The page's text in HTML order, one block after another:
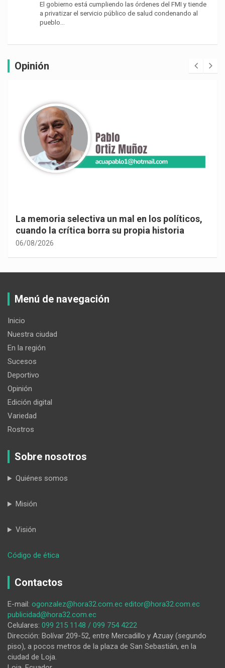
El gobierno está cumpliendo las órdenes del FMI y tiende
a privatizar el servicio público de salud condenando al
pueblo…
Opinión
La memoria selectiva un mal en los políticos,
cuando la crítica borra su propia historia
06/08/2026
Menú de navegación
Inicio
Nuestra ciudad
En la región
Sucesos
Deportivo
Opinión
Edición digital
Variedad
Rostros
Sobre nosotros
Quiénes somos
Misión
Visión
Código de ética
del
fronterizo
en
La
Balsa
dejó
Contactos
E-mail: ogonzalez@hora32.com.ec editor@hora32.com.ec
publicidad@hora32.com.ec
Celulares: 099 215 1148 / 099 754 4222
Dirección: Bolívar 209-52, entre Mercadillo y Azuay (segundo
piso), a pocos metros de la plaza de San Sebastián, en la
ciudad de Loja.